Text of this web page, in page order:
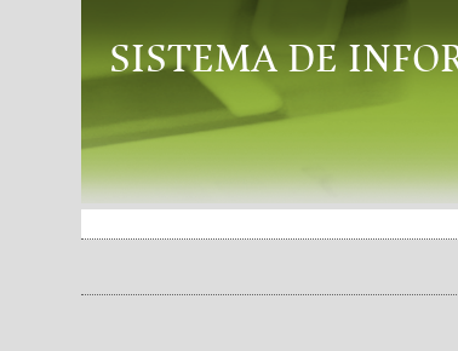
SISTEMA DE